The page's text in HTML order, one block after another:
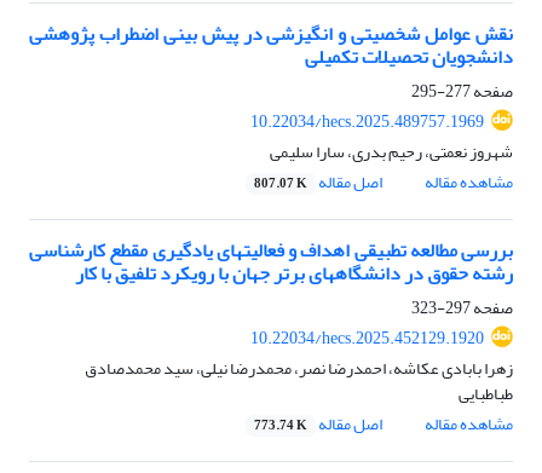
نقش عوامل شخصیتی و انگیزشی در پیش بینی اضطراب پژوهشی
دانشجویان تحصیلات تکمیلی
صفحه277-295
10.22034/hecs.2025.489757.1969
شهروز نعمتی، رحیم بدری، سارا سلیمی
مشاهده مقاله
اصل مقاله 807.07 K
بررسی مطالعه تطبیقی اهداف و فعالیت‎های یادگیری مقطع کارشناسی
رشته حقوق در دانشگاه‎های برتر جهان با رویکرد تلفیق با کار
صفحه297-323
10.22034/hecs.2025.452129.1920
زهرا بابادی عکاشه، احمدرضا نصر، محمدرضا نیلی، سید محمدصادق
طباطبایی
مشاهده مقاله
اصل مقاله 773.74 K